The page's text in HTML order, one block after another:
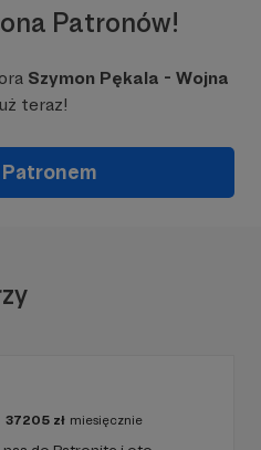
Patronów!
Szymon Pękala - Wojna
teraz!
37205 zł miesięcznie